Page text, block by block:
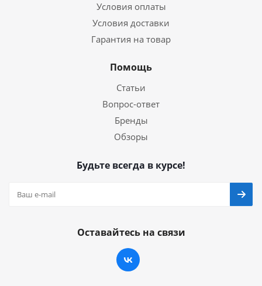
Условия оплаты
Условия доставки
Гарантия на товар
Помощь
Статьи
Вопрос-ответ
Бренды
Обзоры
Будьте всегда в курсе!
Оставайтесь на связи